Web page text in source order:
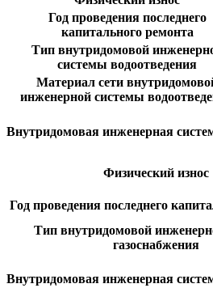
Год проведения последнего
капитального ремонта
Тип внутридомовой
системы водоотведения
Материал сети
инженерной системы
Внутридомовая инженерная
Физический износ
Год проведения последнего
Тип внутридомовой
газоснабжения
Внутридомовая инженерная